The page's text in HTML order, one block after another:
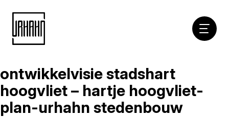
Naar
inhoud
ontwikkelvisie stadshart
hoogvliet – hartje hoogvliet-
plan-urhahn stedenbouw